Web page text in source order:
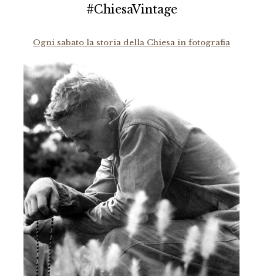
#ChiesaVintage
Ogni sabato la storia della Chiesa in fotografia